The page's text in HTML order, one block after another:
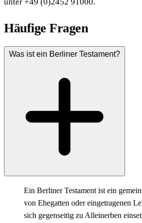
unter +49 (0)2452 91000.
Häufige Fragen
Was ist ein Berliner Testament?
Ein Berliner Testament ist ein
von Ehegatten oder eingetragenen
sich gegenseitig zu Alleinerben